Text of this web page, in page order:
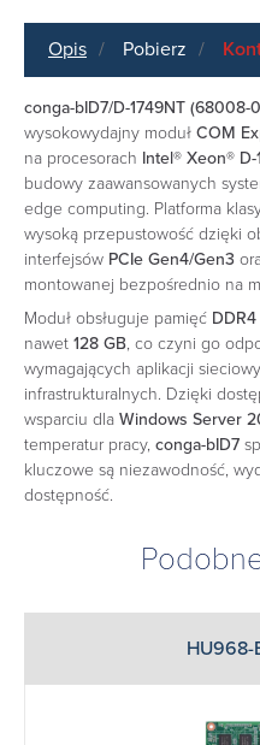
Opis Pobierz
conga-bID7/D-1749NT (68008-
wysokowydajny moduł COM
na procesorach Intel® Xeon®
budowy zaawansowanych
edge computing. Platforma
wysoką przepustowość dzięki
interfejsów PCIe Gen4/Gen3
montowanej bezpośrednio na
Moduł obsługuje pamięć
nawet 128 GB, co czyni go
wymagających aplikacji
infrastrukturalnych. Dzięki
wsparciu dla Windows Server
temperatur pracy, conga-bID7
kluczowe są niezawodność,
dostępność.
HU968-